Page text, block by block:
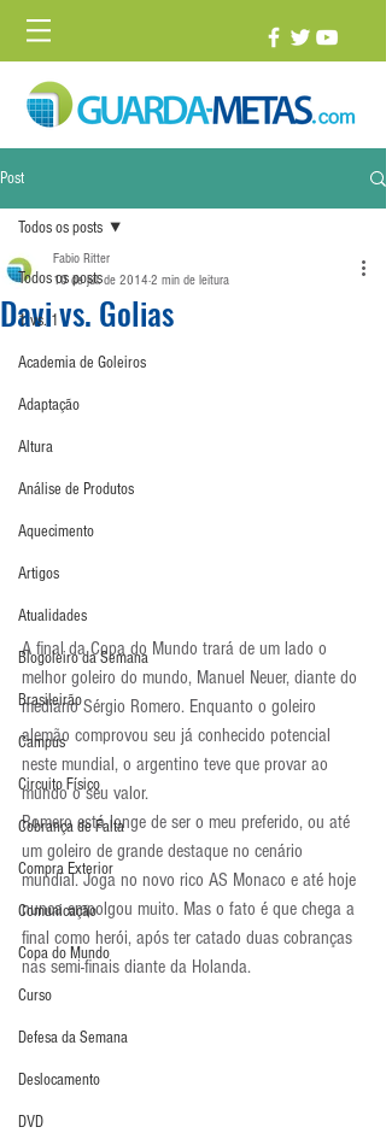
Post
Todos os posts
1 vs. 1
Academia de Goleiros
Adaptação
Altura
Análise de Produtos
Aquecimento
Artigos
Atualidades
Blogoleiro da Semana
Brasileirão
Campus
Circuito Físico
Cobrança de Falta
Compra Exterior
Comunicação
Copa do Mundo
Curso
Defesa da Semana
Deslocamento
DVD
Todos os posts
Davi vs. Golias
Fabio Ritter
10 de jul. de 2014 2 min de leitura
A final da Copa do Mundo trará de um lado o
melhor goleiro do mundo, Manuel Neuer, diante do
mediano Sérgio Romero. Enquanto o goleiro
alemão comprovou seu já conhecido potencial
neste mundial, o argentino teve que provar ao
mundo o seu valor.
Romero está longe de ser o meu preferido, ou até
um goleiro de grande destaque no cenário
mundial. Joga no novo rico AS Monaco e até hoje
nunca empolgou muito. Mas o fato é que chega a
final como herói, após ter catado duas cobranças
nas semi-finais diante da Holanda.